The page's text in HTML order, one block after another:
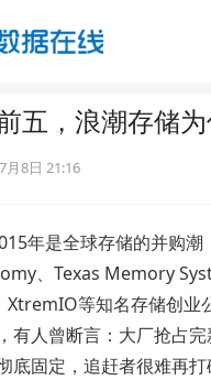
五，浪潮存储
月8日 21:16
年是全球存储的并购潮
、Texas Memory
等知名存储创业
有人曾断言：大厂抢占
底固定，追赶者很难再打